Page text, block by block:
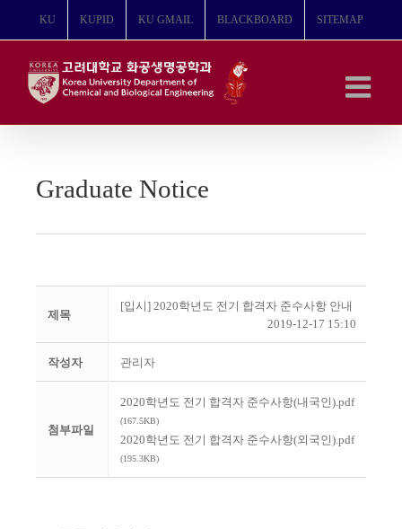
뛰
KU KUPID KU GMAIL BLACKBOARD SITEMAP
Graduate Notice
제목
[입시] 2020학년도 전기 합격자 준수사항 안내
2019-12-17 15:10
작성자 관리자
첨부파일
2020학년도 전기 합격자 준수사항(내국인).pdf
(167.5KB)
2020학년도 전기 합격자 준수사항(외국인).pdf
(195.3KB)